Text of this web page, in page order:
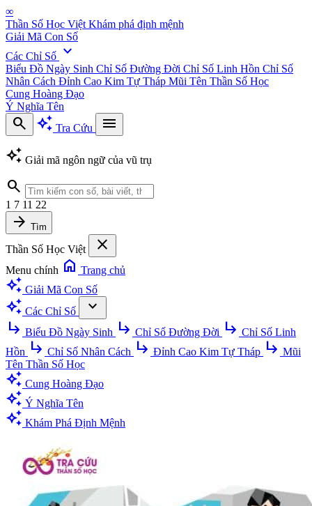
∞
Thần Số Học Việt Khám phá định mệnh
Giải Mã Con Số
Các Chỉ Số expand_more
Biểu Đồ Ngày Sinh Chỉ Số Đường Đời Chỉ Số Linh Hồn Chỉ Số
Nhân Cách Đỉnh Cao Kim Tự Tháp Mũi Tên Thần Số Học
Cung Hoàng Đạo
Ý Nghĩa Tên
search auto_awesome Tra Cứu
menu
auto_awesome Giải mã ngôn ngữ của vũ trụ
search
1 7 11 22
arrow_forward Tìm
Thần Số Học Việt close
Menu chính home Trang chủ
auto_awesome Giải Mã Con Số
auto_awesome Các Chỉ Số
expand_more
subdirectory_arrow_right Biểu Đồ Ngày Sinh subdirectory_arrow_right Chỉ Số Đường Đời subdirectory_arrow_right Chỉ Số Linh
Hồn subdirectory_arrow_right Chỉ Số Nhân Cách subdirectory_arrow_right Đỉnh Cao Kim Tự Tháp subdirectory_arrow_right Mũi
Tên Thần Số Học
auto_awesome Cung Hoàng Đạo
auto_awesome Ý Nghĩa Tên
auto_awesome Khám Phá Định Mệnh